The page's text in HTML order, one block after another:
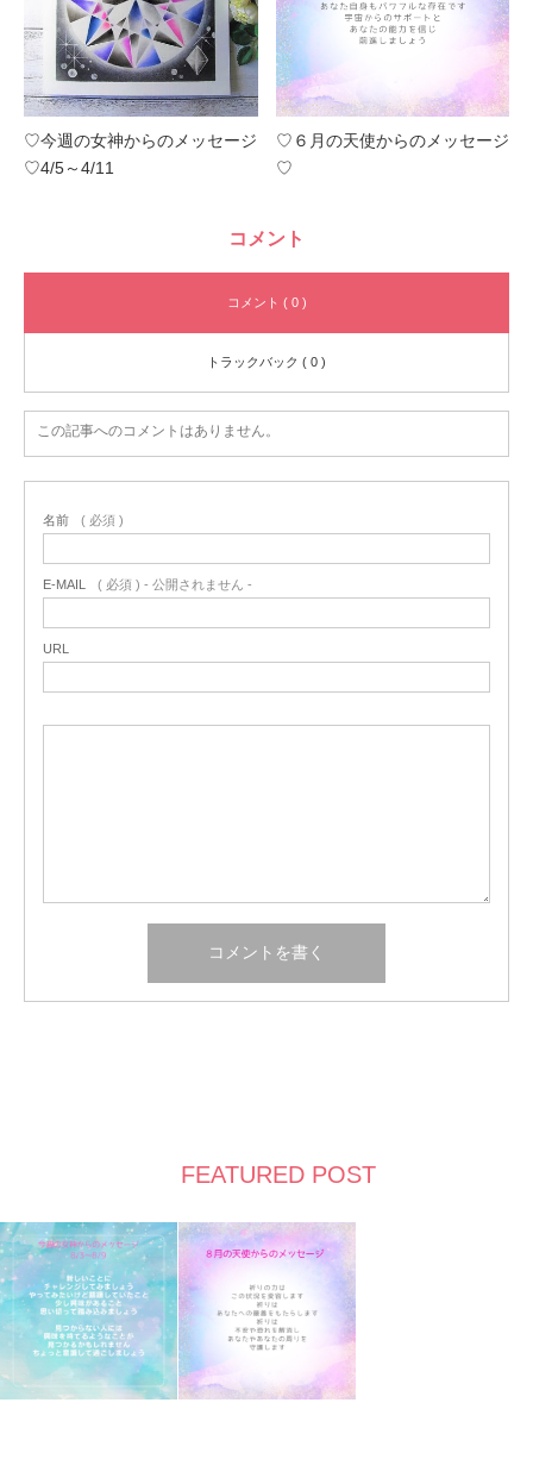
♡今週の女神からのメッセージ
♡4/5～4/11
♡６月の天使からのメッセージ
♡
コメント
コメント ( 0 )
トラックバック ( 0 )
この記事へのコメントはありません。
名前 ( 必須 )
E-MAIL ( 必須 ) - 公開されません -
URL
FEATURED POST